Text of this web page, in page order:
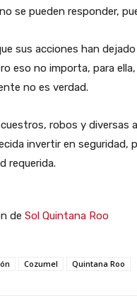
se pueden responder,
sus acciones han
eso no importa, para
no es verdad.
robos y diversas
invertir en seguridad,
requerida.
de Sol Quintana Roo
Cozumel Quintana Roo